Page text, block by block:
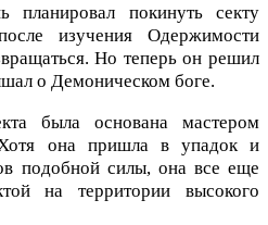
планировал покинуть секту
изучения Одержимости
Но теперь он решил
о Демоническом боге.
была основана мастером
она пришла в упадок и
подобной силы, она все еще
на территории высокого